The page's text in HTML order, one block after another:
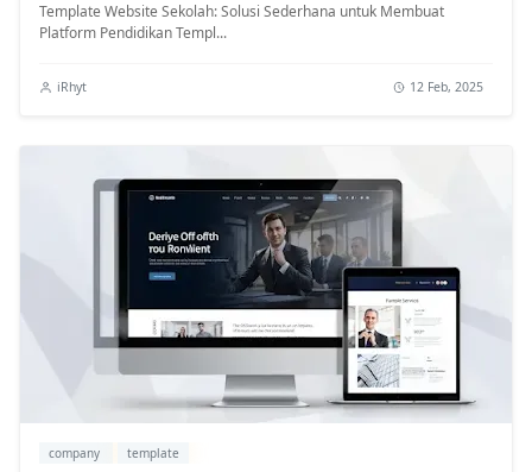
Template Website Sekolah: Solusi Sederhana untuk Membuat
Platform Pendidikan Templ...
iRhyt 12 Feb, 2025
company template